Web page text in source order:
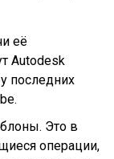
её
Autodesk
последних
Это в
операции,